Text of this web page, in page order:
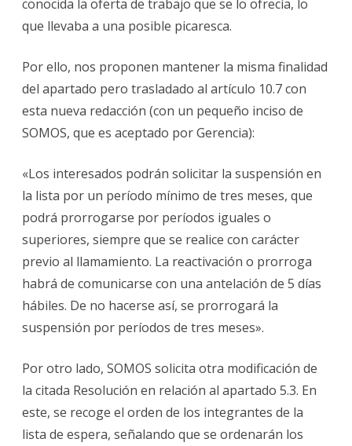
conocida la oferta de trabajo que se lo ofrecía, lo
que llevaba a una posible picaresca.
Por ello, nos proponen mantener la misma finalidad
del apartado pero trasladado al artículo 10.7 con
esta nueva redacción (con un pequeño inciso de
SOMOS, que es aceptado por Gerencia):
«Los interesados podrán solicitar la suspensión en
la lista por un período mínimo de tres meses, que
podrá prorrogarse por períodos iguales o
superiores, siempre que se realice con carácter
previo al llamamiento. La reactivación o prorroga
habrá de comunicarse con una antelación de 5 días
hábiles. De no hacerse así, se prorrogará la
suspensión por períodos de tres meses».
Por otro lado, SOMOS solicita otra modificación de
la citada Resolución en relación al apartado 5.3. En
este, se recoge el orden de los integrantes de la
lista de espera, señalando que se ordenarán los